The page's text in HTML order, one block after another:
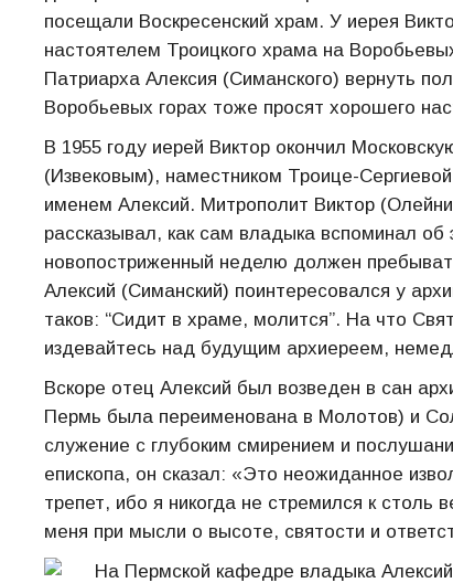
посещали Воскресенский храм. У иерея
настоятелем Троицкого храма на
Патриарха Алексия (Симанского) вернуть
Воробьевых горах тоже просят хорошего
В 1955 году иерей Виктор окончил
(Извековым), наместником Троице-
именем Алексий. Митрополит Виктор
рассказывал, как сам владыка вспоминал
новопостриженный неделю должен
Алексий (Симанский) поинтересовался у
таков: “Сидит в храме, молится”. На что
издевайтесь над будущим архиереем,
Вскоре отец Алексий был возведен в сан
Пермь была переименована в Молотов) и
служение с глубоким смирением и
епископа, он сказал: «Это неожиданное
трепет, ибо я никогда не стремился к
меня при мысли о высоте, святости и
На Пермской кафедре владыка